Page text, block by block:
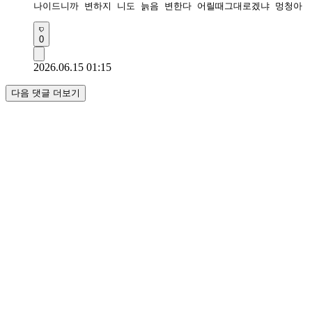
나이드니까 변하지 니도 늙음 변한다 어릴때그대로겠냐 멍청아
0
2026.06.15 01:15
다음 댓글 더보기